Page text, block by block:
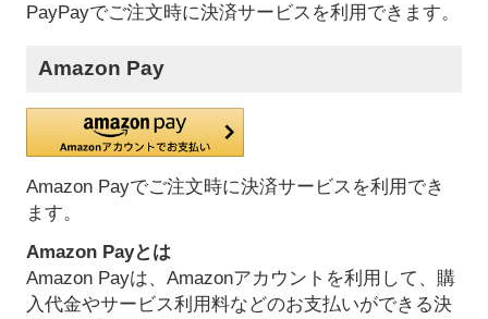
PayPayでご注文時に決済サービスを利用できます。
Amazon Pay
Amazon Payでご注文時に決済サービスを利用でき
ます。
Amazon Payとは
Amazon Payは、Amazonアカウントを利用して、購
入代金やサービス利用料などのお支払いができる決